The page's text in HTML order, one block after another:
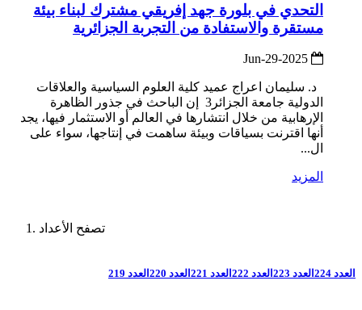
التحدي في بلورة جهد إفريقي مشترك لبناء بيئة
مستقرة والاستفادة من التجربة الجزائرية
د. سليمان اعراج عميد كلية العلوم السياسية والعلاقات
الدولية جامعة الجزائر3 إن الباحث في جذور الظاهرة
الإرهابية من خلال انتشارها في العالم أو الاستثمار فيها، يجد
أنها اقترنت بسياقات وبيئة ساهمت في إنتاجها، سواء على
ال...
المزيد
تصفح الأعداد
العدد 224 العدد 223 العدد 222 العدد 221 العدد 220 العدد 219